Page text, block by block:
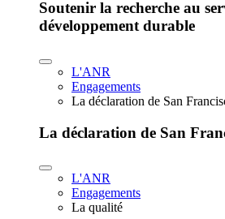
Soutenir la recherche au
développement durable
L'ANR
Engagements
La déclaration de San
La déclaration de San
L'ANR
Engagements
La qualité